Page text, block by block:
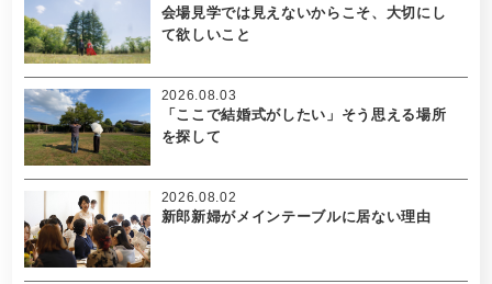
会場見学では見えないからこそ、大切にし
て欲しいこと
「ここで結婚式がしたい」そう思える場所
を探して
2026.08.03
新郎新婦がメインテーブルに居ない理由
2026.08.02